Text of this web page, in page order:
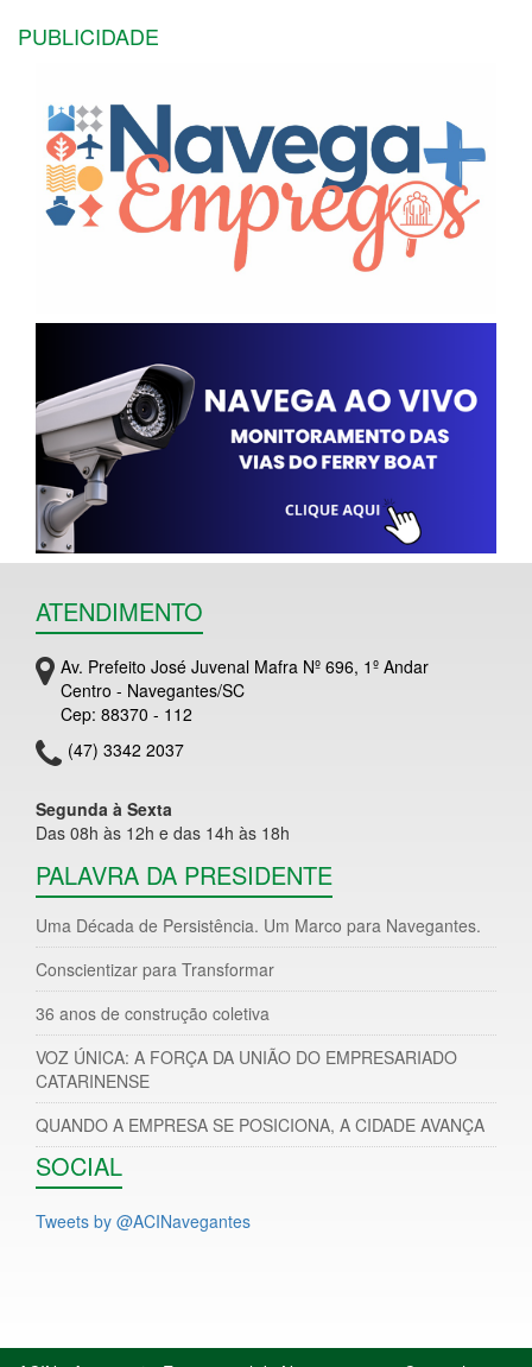
PUBLICIDADE
ATENDIMENTO
Av. Prefeito José Juvenal Mafra Nº 696, 1º Andar
Centro - Navegantes/SC
Cep: 88370 - 112
(47) 3342 2037
Segunda à Sexta
Das 08h às 12h e das 14h às 18h
PALAVRA DA PRESIDENTE
Uma Década de Persistência. Um Marco para Navegantes.
Conscientizar para Transformar
36 anos de construção coletiva
VOZ ÚNICA: A FORÇA DA UNIÃO DO EMPRESARIADO
CATARINENSE
QUANDO A EMPRESA SE POSICIONA, A CIDADE AVANÇA
SOCIAL
Tweets by @ACINavegantes